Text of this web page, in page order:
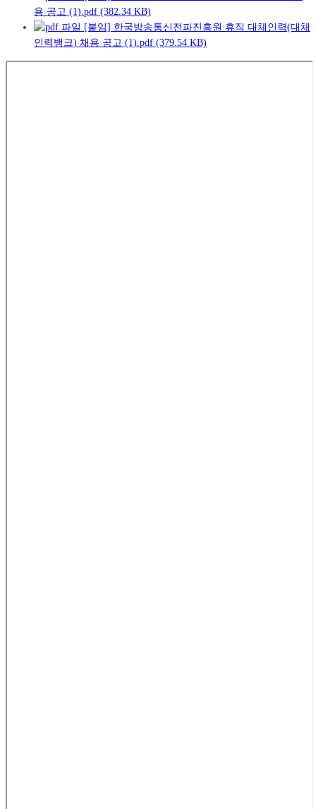
용 공고 (1).pdf (382.34 KB)
[붙임] 한국방송통신전파진흥원 휴직 대체인력(대체
인력뱅크) 채용 공고 (1).pdf (379.54 KB)